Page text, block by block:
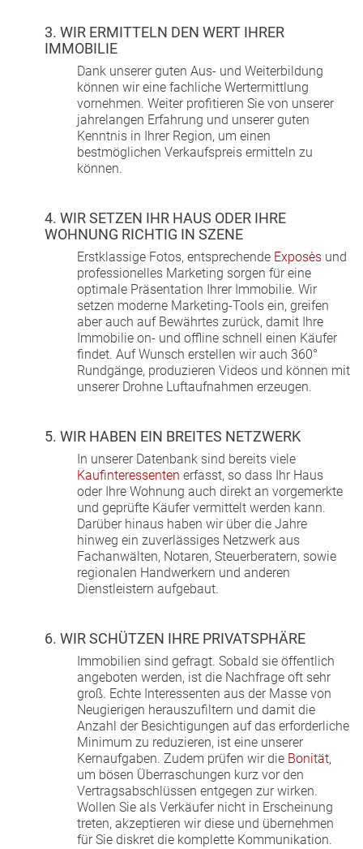
3. WIR ERMITTELN DEN WERT IHRER
IMMOBILIE
Dank unserer guten Aus- und Weiterbildung
können wir eine fachliche Wertermittlung
vornehmen. Weiter profitieren Sie von unserer
jahrelangen Erfahrung und unserer guten
Kenntnis in Ihrer Region, um einen
bestmöglichen Verkaufspreis ermitteln zu
können.
4. WIR SETZEN IHR HAUS ODER IHRE
WOHNUNG RICHTIG IN SZENE
Erstklassige Fotos, entsprechende Exposès und
professionelles Marketing sorgen für eine
optimale Präsentation Ihrer Immobilie. Wir
setzen moderne Marketing-Tools ein, greifen
aber auch auf Bewährtes zurück, damit Ihre
Immobilie on- und offline schnell einen Käufer
findet. Auf Wunsch erstellen wir auch 360°
Rundgänge, produzieren Videos und können mit
unserer Drohne Luftaufnahmen erzeugen.
5. WIR HABEN EIN BREITES NETZWERK
In unserer Datenbank sind bereits viele
Kaufinteressenten erfasst, so dass Ihr Haus
oder Ihre Wohnung auch direkt an vorgemerkte
und geprüfte Käufer vermittelt werden kann.
Darüber hinaus haben wir über die Jahre
hinweg ein zuverlässiges Netzwerk aus
Fachanwälten, Notaren, Steuerberatern, sowie
regionalen Handwerkern und anderen
Dienstleistern aufgebaut.
6. WIR SCHÜTZEN IHRE PRIVATSPHÄRE
Immobilien sind gefragt. Sobald sie öffentlich
angeboten werden, ist die Nachfrage oft sehr
groß. Echte Interessenten aus der Masse von
Neugierigen herauszufiltern und damit die
Anzahl der Besichtigungen auf das erforderliche
Minimum zu reduzieren, ist eine unserer
Kernaufgaben. Zudem prüfen wir die Bonität,
um bösen Überraschungen kurz vor den
Vertragsabschlüssen entgegen zur wirken.
Wollen Sie als Verkäufer nicht in Erscheinung
treten, akzeptieren wir diese und übernehmen
für Sie diskret die komplette Kommunikation.